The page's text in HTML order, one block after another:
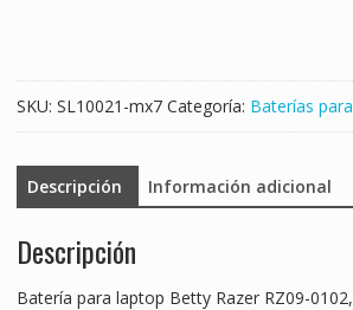
01021101,RZ09-
01021102
cantidad
SKU: SL10021-mx7 Categoría: Baterías
Descripción Información adicional
Descripción
Batería para laptop Betty Razer RZ09-